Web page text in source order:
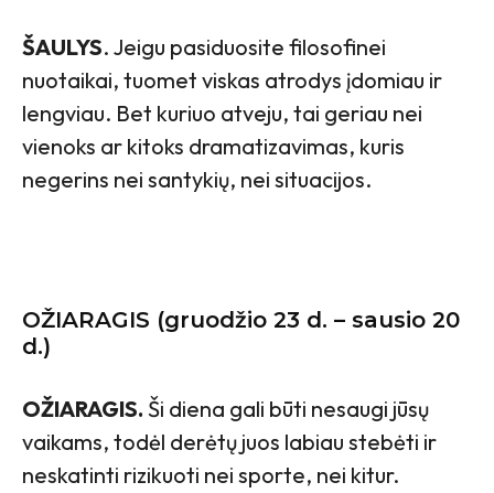
ŠAULYS. Jeigu pasiduosite filosofinei
nuotaikai, tuomet viskas atrodys įdomiau ir
lengviau. Bet kuriuo atveju, tai geriau nei
vienoks ar kitoks dramatizavimas, kuris
negerins nei santykių, nei situacijos.
OŽIARAGIS (gruodžio 23 d. – sausio 20
d.)
OŽIARAGIS. Ši diena gali būti nesaugi jūsų
vaikams, todėl derėtų juos labiau stebėti ir
neskatinti rizikuoti nei sporte, nei kitur.